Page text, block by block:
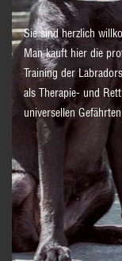
Sie sind herzlich
Man kauft hier die
Training der
als Therapie- und
universellen